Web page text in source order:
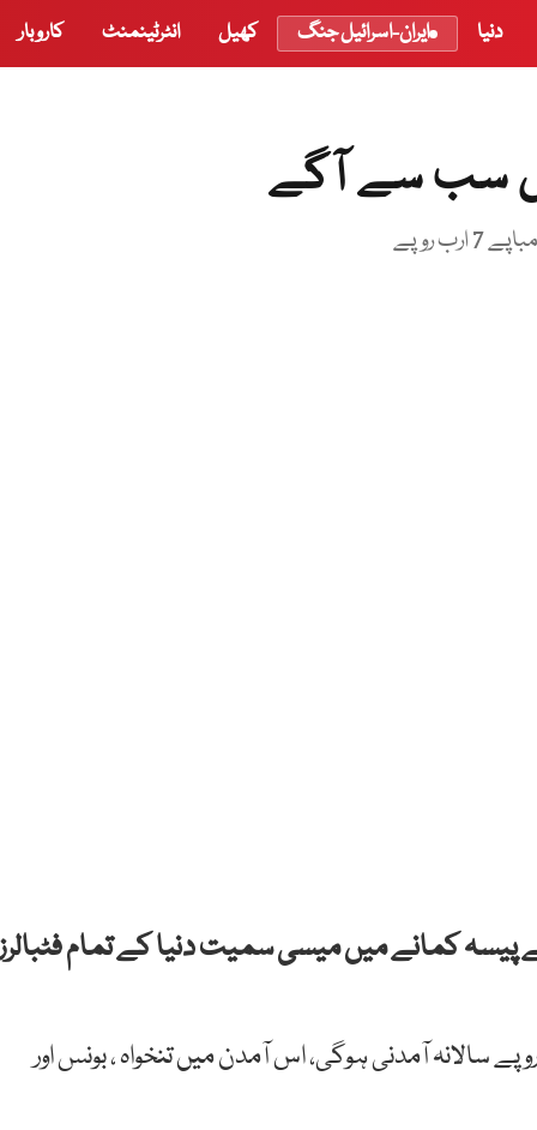
دنیا ایران-اسرائیل جنگ کھیل انٹرٹینمنٹ کاروبار
سب سے آگے
سے پیسہ کمانے میں میسی سمیت دنیا کے تمام
اس سال 91 ملین برطانوی پاونڈ یعنی 20 ارب روپے سالانہ آمدنی ہوگی، اس آمدن میں تنخواہ ، بونس اور